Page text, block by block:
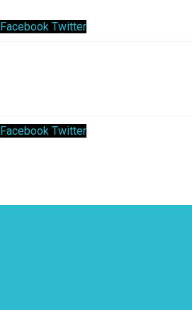
Facebook Twitter
Facebook Twitter